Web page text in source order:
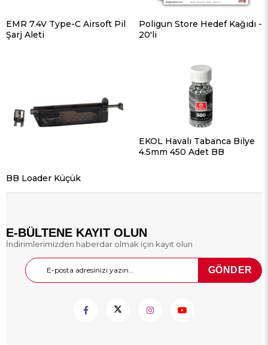
EMR 7.4V Type-C Airsoft Pil
Şarj Aleti
Poligun Store Hedef Kağıdı -
20'li
BB Loader Küçük
EKOL Havalı Tabanca Bilye
4.5mm 450 Adet BB
E-BÜLTENE KAYIT OLUN
İndirimlerimizden haberdar olmak için kayıt olun
GÖNDER